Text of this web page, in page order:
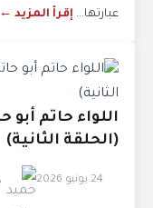
عبارتها... إقرأ المزيد ←
اللواء حاتم أبو
(الحلقة الثانية)
24 يونيو 2026